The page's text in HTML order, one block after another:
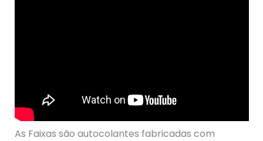
As Faixas são autocolantes fabricadas com